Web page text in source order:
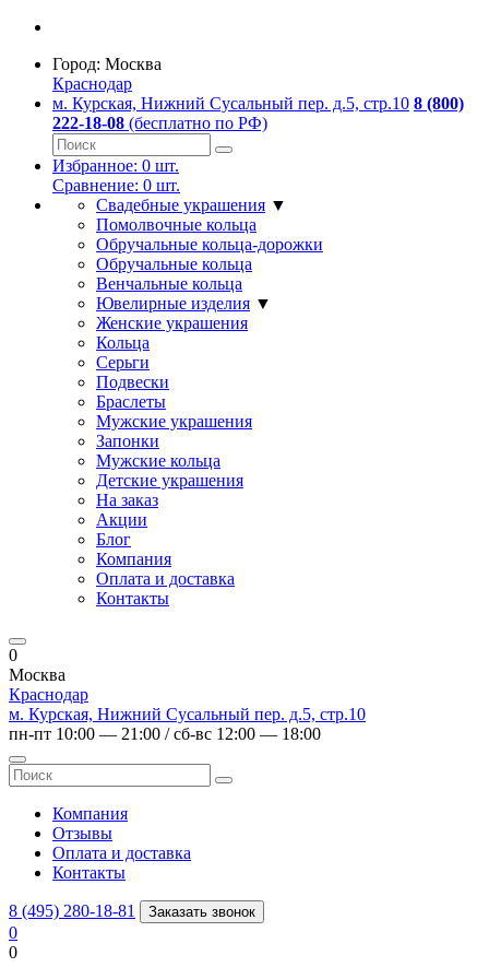
Город: Москва
Краснодар
м. Курская, Нижний Сусальный пер. д.5, стр.10 8 (800)
222-18-08 (бесплатно по РФ)
Избранное: 0 шт.
Сравнение: 0 шт.
Свадебные украшения ▼
Помолвочные кольца
Обручальные кольца-дорожки
Обручальные кольца
Венчальные кольца
Ювелирные изделия ▼
Женские украшения
Кольца
Серьги
Подвески
Браслеты
Мужские украшения
Запонки
Мужские кольца
Детские украшения
На заказ
Акции
Блог
Компания
Оплата и доставка
Контакты
0
Москва
Краснодар
м. Курская, Нижний Сусальный пер. д.5, стр.10
пн-пт 10:00 — 21:00 / сб-вс 12:00 — 18:00
Компания
Отзывы
Оплата и доставка
Контакты
8 (495) 280-18-81 Заказать звонок
0
0